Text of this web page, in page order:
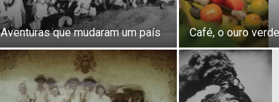
Aventuras que mudaram um país Café, o ouro verde